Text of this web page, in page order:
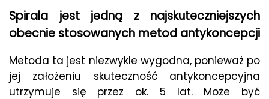
Spirala jest jedną z najskuteczniejszych
obecnie stosowanych metod antykoncepcji
Metoda ta jest niezwykle wygodna, ponieważ po
jej założeniu skuteczność antykoncepcyjna
utrzymuje się przez ok. 5 lat. Może być